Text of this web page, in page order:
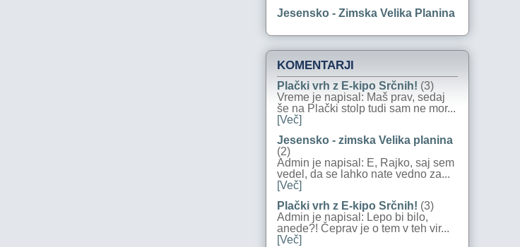
Jesensko - Zimska Velika Planina
KOMENTARJI
Plački vrh z E-kipo Srčnih! (3)
Vreme je napisal: Maš prav, sedaj
še na Plački stolp tudi sam ne mor...
[Več]
Jesensko - zimska Velika planina
(2)
Admin je napisal: E, Rajko, saj sem
vedel, da se lahko nate vedno za...
[Več]
Plački vrh z E-kipo Srčnih! (3)
Admin je napisal: Lepo bi bilo,
anede?! Čeprav je o tem v teh vir...
[Več]